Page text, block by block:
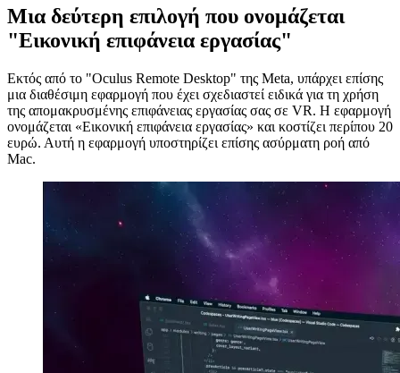
Επιπλέον, εξακολουθώ να αισθάνομαι ότι είναι πιο πιεστικό για τα
μάτια μου από μια μη εικονική επιφάνεια εργασίας, αν και όχι τόσο
όσο θα πίστευα.
Μια δεύτερη επιλογή που ονομάζεται
"Εικονική επιφάνεια εργασίας"
Εκτός από το "Oculus Remote Desktop" της Meta, υπάρχει επίσης
μια διαθέσιμη εφαρμογή που έχει σχεδιαστεί ειδικά για τη χρήση
της απομακρυσμένης επιφάνειας εργασίας σας σε VR. Η εφαρμογή
ονομάζεται «Εικονική επιφάνεια εργασίας» και κοστίζει περίπου 20
ευρώ. Αυτή η εφαρμογή υποστηρίζει επίσης ασύρματη ροή από